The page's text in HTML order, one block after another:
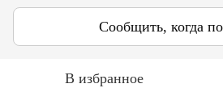
Сообщить, когда
В избранное